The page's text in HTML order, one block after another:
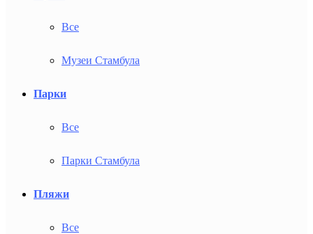
Все
Музеи Стамбула
Парки
Все
Парки Стамбула
Пляжи
Все